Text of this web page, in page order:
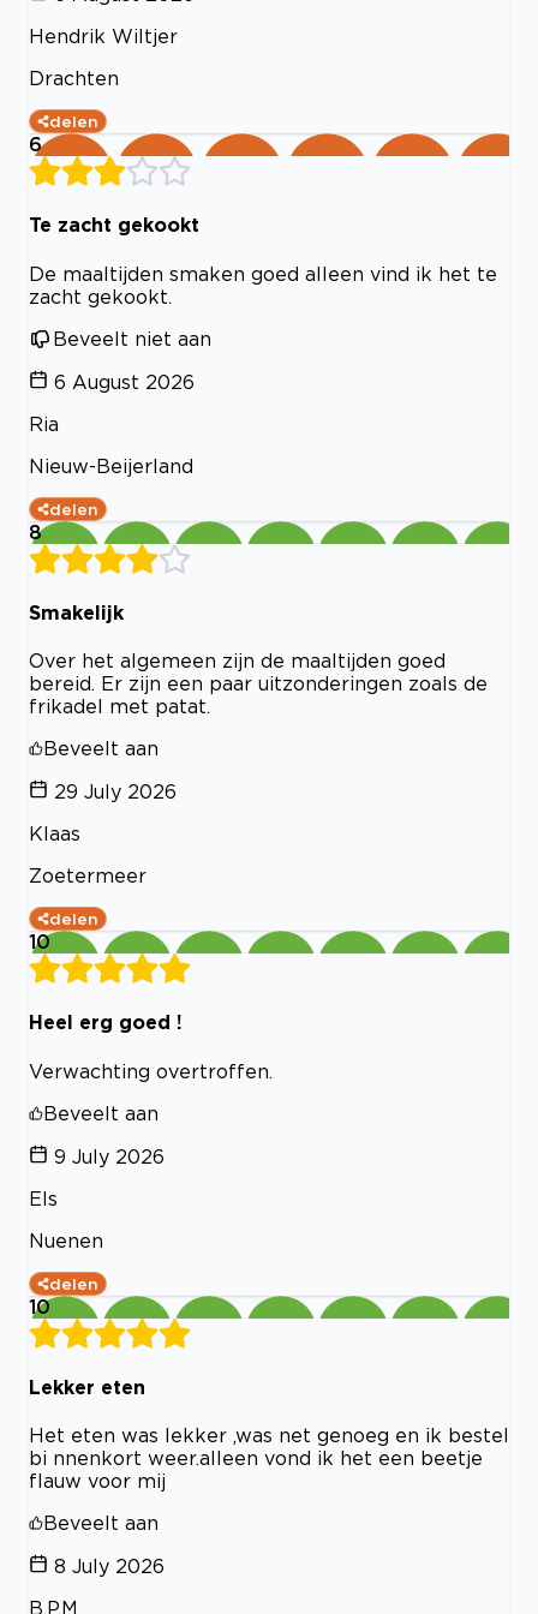
Hendrik Wiltjer
Drachten
delen
6
Te zacht gekookt
De maaltijden smaken goed alleen vind ik het te
zacht gekookt.
Beveelt niet aan
6 August 2026
Ria
Nieuw-Beijerland
delen
8
Smakelijk
Over het algemeen zijn de maaltijden goed
bereid. Er zijn een paar uitzonderingen zoals de
frikadel met patat.
Beveelt aan
29 July 2026
Klaas
Zoetermeer
delen
10
Heel erg goed !
Verwachting overtroffen.
Beveelt aan
9 July 2026
Els
Nuenen
delen
10
Lekker eten
Het eten was lekker ,was net genoeg en ik bestel
bi nnenkort weer.alleen vond ik het een beetje
flauw voor mij
Beveelt aan
8 July 2026
B.P.M